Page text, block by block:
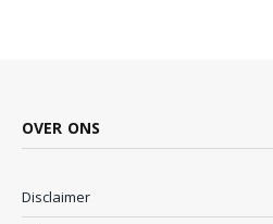
OVER ONS
Disclaimer